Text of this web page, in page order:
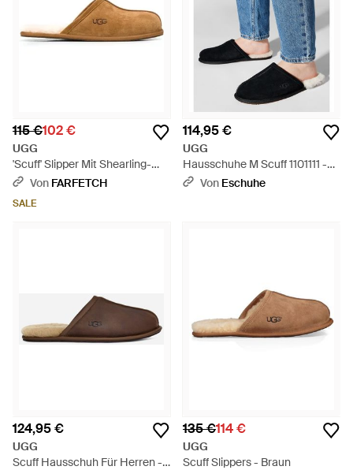
115 €102 €
UGG
'Scuff' Slipper Mit Shearling-
Futter - Braun
Von FARFETCH
SALE
114,95 €
UGG
Hausschuhe M Scuff 1101111 -
Schwarz
Von Eschuhe
124,95 €
UGG
Scuff Hausschuh Für Herren -
135 €114 €
UGG
Scuff Slippers - Braun